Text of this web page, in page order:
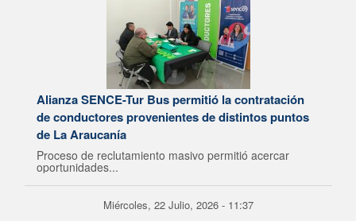
Alianza SENCE-Tur Bus permitió la contratación
de conductores provenientes de distintos puntos
de La Araucanía
Proceso de reclutamiento masivo permitió acercar
oportunidades...
Miércoles, 22 Julio, 2026 - 11:37